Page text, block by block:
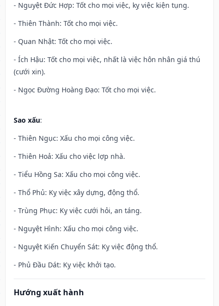
- Nguyệt Đức Hợp: Tốt cho mọi việc, kỵ việc kiện tụng.
- Thiên Thành: Tốt cho mọi việc.
- Quan Nhật: Tốt cho mọi việc.
- Ích Hậu: Tốt cho mọi việc, nhất là việc hôn nhân giá thú
(cưới xin).
- Ngọc Đường Hoàng Đạo: Tốt cho mọi việc.
Sao xấu:
- Thiên Ngục: Xấu cho mọi công việc.
- Thiên Hoả: Xấu cho việc lợp nhà.
- Tiểu Hồng Sa: Xấu cho mọi công việc.
- Thổ Phủ: Kỵ việc xây dựng, động thổ.
- Trùng Phục: Kỵ việc cưới hỏi, an táng.
- Nguyệt Hình: Xấu cho mọi công việc.
- Nguyệt Kiến Chuyển Sát: Kỵ việc động thổ.
- Phủ Đầu Dát: Kỵ việc khởi tạo.
Hướng xuất hành